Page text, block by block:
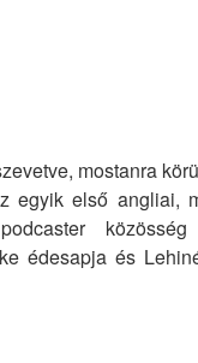
mostanra
egyik első angliai,
közösség
édesapja és